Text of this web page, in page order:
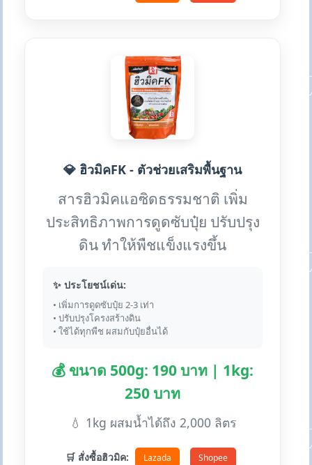
💎 ฮิวมิคFK - ตัวช่วยเสริมพื้นฐาน
สารฮิวมิคแอซิดธรรมชาติ เพิ่ม
ประสิทธิภาพการดูดซับปุ๋ย ปรับปรุง
ดิน ทำให้พืชแข็งแรงขึ้น
✨ ประโยชน์เด่น:
• เพิ่มการดูดซับปุ๋ย 2-3 เท่า
• ปรับปรุงโครงสร้างดิน
• ใช้ได้ทุกพืช ผสมกับปุ๋ยอื่นได้
💰 ขนาด 500g: 190 บาท | 1kg:
250 บาท
💧 1kg ผสมน้ำได้ถึง 2,000 ลิตร
🛒 สั่งซื้อฮิวมิค: Lazada Shopee